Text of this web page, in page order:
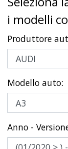
i modelli
Produttore
Modello auto:
Anno -